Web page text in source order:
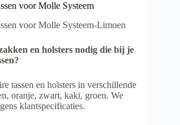
voor Molle Systeem
voor Molle Systeem-Limoen
en holsters nodig die bij je
tassen en holsters in verschillende
oranje, zwart, kaki, groen. We
klantspecificaties.